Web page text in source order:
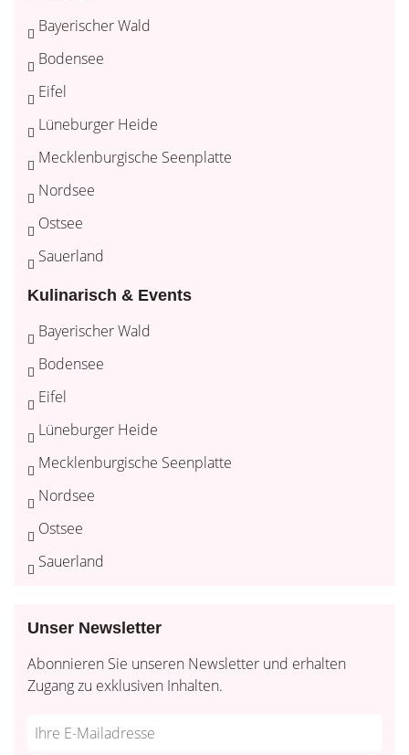
Bayerischer Wald
Bodensee
Eifel
Lüneburger Heide
Mecklenburgische Seenplatte
Nordsee
Ostsee
Sauerland
Kulinarisch & Events
Bayerischer Wald
Bodensee
Eifel
Lüneburger Heide
Mecklenburgische Seenplatte
Nordsee
Ostsee
Sauerland
Unser Newsletter
Abonnieren Sie unseren Newsletter und erhalten
Zugang zu exklusiven Inhalten.
Do
*Ihre